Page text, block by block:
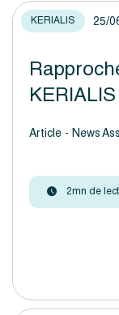
KERIALIS 25/
Article - News
2mn de